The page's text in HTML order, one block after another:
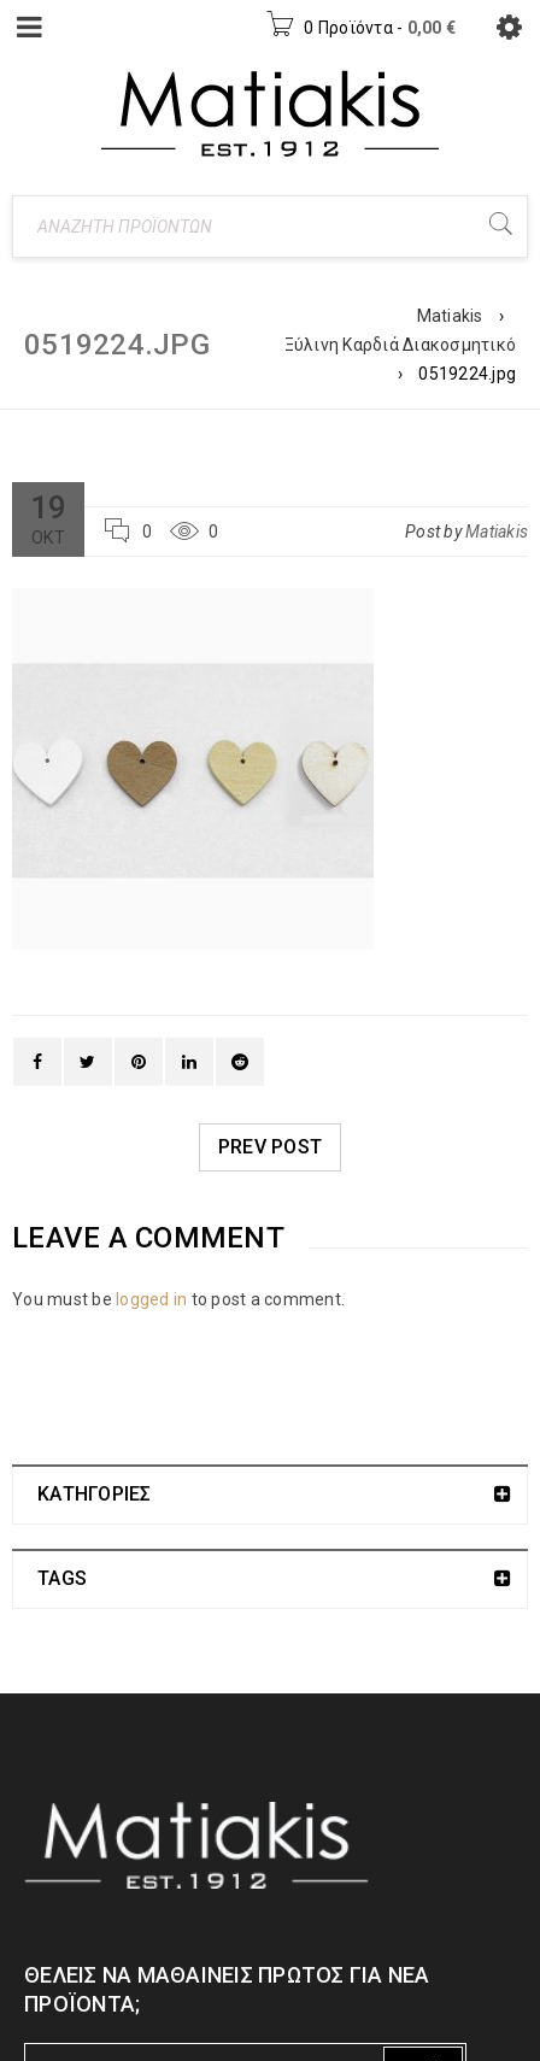
0 Προϊόντα - 0,00 €
0519224.JPG
Matiakis
›
Ξύλινη Καρδιά Διακοσμητικό
›
0519224.jpg
19
ΟΚΤ 0 0 Post byMatiakis
PREV POST
LEAVE A COMMENT
You must be logged in to post a comment.
ΚΑΤΗΓΟΡΙΕΣ
TAGS
ΘΈΛΕΙΣ ΝΑ ΜΑΘΑΊΝΕΙΣ ΠΡΏΤΟΣ ΓΙΑ ΝΈΑ
ΠΡΟΪΌΝΤΑ;